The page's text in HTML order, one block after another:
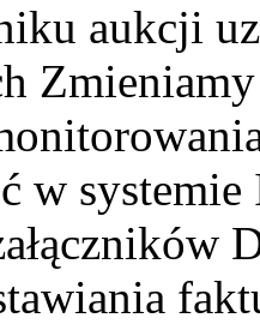
aukcji
Zmieniamy
w